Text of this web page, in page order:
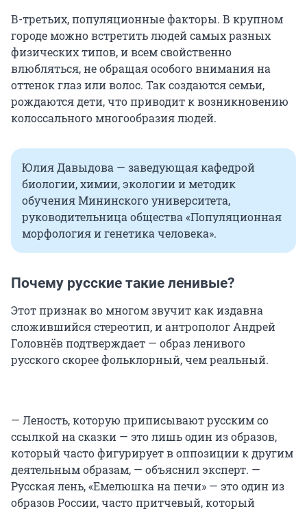
В-третьих, популяционные факторы. В крупном
городе можно встретить людей самых разных
физических типов, и всем свойственно
влюбляться, не обращая особого внимания на
оттенок глаз или волос. Так создаются семьи,
рождаются дети, что приводит к возникновению
колоссального многообразия людей.
Юлия Давыдова — заведующая кафедрой
биологии, химии, экологии и методик
обучения Мининского университета,
руководительница общества «Популяционная
морфология и генетика человека».
Почему русские такие ленивые?
Этот признак во многом звучит как издавна
сложившийся стереотип, и антрополог Андрей
Головнёв подтверждает — образ ленивого
русского скорее фольклорный, чем реальный.
— Леность, которую приписывают русским со
ссылкой на сказки — это лишь один из образов,
который часто фигурирует в оппозиции к другим
деятельным образам, — объяснил эксперт. —
Русская лень, «Емелюшка на печи» — это один из
образов России, часто притчевый, который